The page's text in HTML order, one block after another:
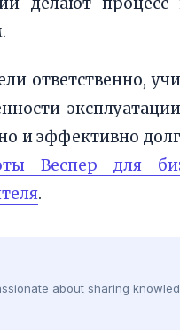
ответственно,
и эффективно
Веспер для
.
about sharing